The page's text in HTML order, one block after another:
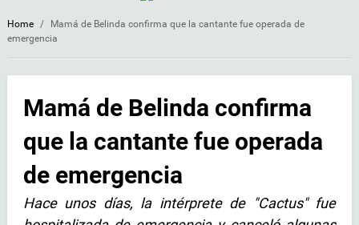
Home /
Mamá de Belinda confirma que la cantante fue operada de
emergencia
Mamá de Belinda confirma
que la cantante fue operada
de emergencia
Hace unos días, la intérprete de "Cactus" fue